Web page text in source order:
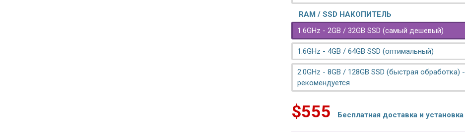
RAM / SSD НАКОПИТЕЛЬ
1.6GHz - 2GB / 32GB SSD (самый дешевый)
1.6GHz - 4GB / 64GB SSD (оптимальный)
2.0GHz - 8GB / 128GB SSD (быстрая обработка) -
рекомендуется
$555 Бесплатная доставка и установка